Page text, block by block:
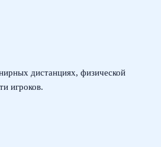
дистанциях, физической
игроков.